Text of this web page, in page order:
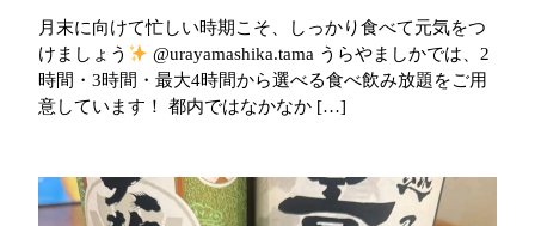
月末に向けて忙しい時期こそ、しっかり食べて元気をつ
けましょう
@urayamashika.tama うらやましかでは、2
時間・3時間・最大4時間から選べる食べ飲み放題をご用
意しています！ 都内ではなかなか […]